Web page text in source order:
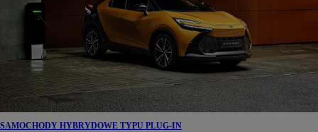
SAMOCHODY HYBRYDOWE TYPU PLUG-IN